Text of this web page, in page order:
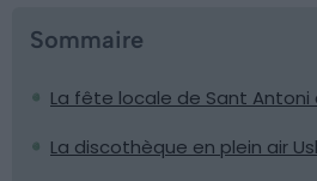
Sommaire
La fête locale de Sant Antoni
La discothèque en plein air